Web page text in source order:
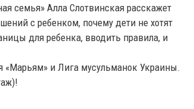
семья» Алла Слотвинская расскажет
с ребенком, почему дети не хотят
для ребенка, вводить правила, и
«Марьям» и Лига мусульманок Украины.